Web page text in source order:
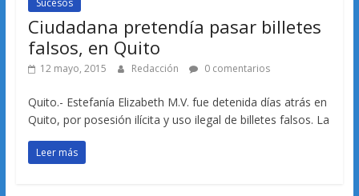
Sucesos
Ciudadana pretendía pasar billetes
falsos, en Quito
12 mayo, 2015 Redacción 0 comentarios
Quito.- Estefanía Elizabeth M.V. fue detenida días atrás en
Quito, por posesión ilícita y uso ilegal de billetes falsos. La
Leer más